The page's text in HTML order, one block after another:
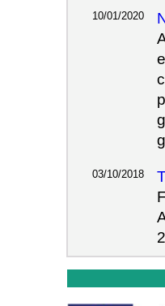
10/01/2020
03/10/2018